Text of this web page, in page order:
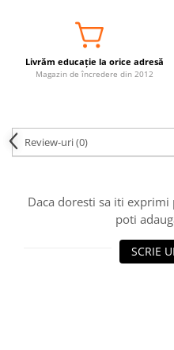
Livrăm educație la orice adresă
Magazin de încredere din 2012
Review-uri(0)
Daca doresti sa iti exprimi
poti
SCRIE